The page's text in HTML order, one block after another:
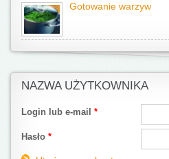
Gotowanie warzyw
NAZWA UŻYTKOWNIKA
Login lub e-mail *
Hasło *